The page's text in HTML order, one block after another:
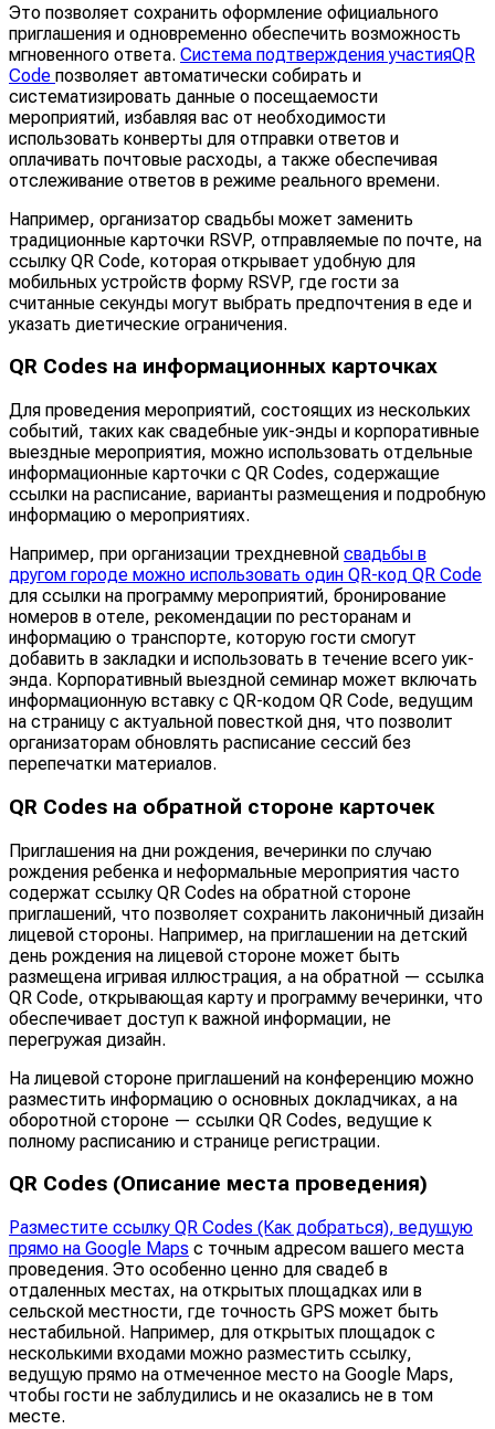
Это позволяет сохранить оформление официального
приглашения и одновременно обеспечить возможность
мгновенного ответа. Система подтверждения участияQR
Code позволяет автоматически собирать и
систематизировать данные о посещаемости
мероприятий, избавляя вас от необходимости
использовать конверты для отправки ответов и
оплачивать почтовые расходы, а также обеспечивая
отслеживание ответов в режиме реального времени.
Например, организатор свадьбы может заменить
традиционные карточки RSVP, отправляемые по почте, на
ссылку QR Code, которая открывает удобную для
мобильных устройств форму RSVP, где гости за
считанные секунды могут выбрать предпочтения в еде и
указать диетические ограничения.
QR Codes на информационных карточках
Для проведения мероприятий, состоящих из нескольких
событий, таких как свадебные уик-энды и корпоративные
выездные мероприятия, можно использовать отдельные
информационные карточки с QR Codes, содержащие
ссылки на расписание, варианты размещения и подробную
информацию о мероприятиях.
Например, при организации трехдневной свадьбы в
другом городе можно использовать один QR-код QR Code
для ссылки на программу мероприятий, бронирование
номеров в отеле, рекомендации по ресторанам и
информацию о транспорте, которую гости смогут
добавить в закладки и использовать в течение всего уик-
энда. Корпоративный выездной семинар может включать
информационную вставку с QR-кодом QR Code, ведущим
на страницу с актуальной повесткой дня, что позволит
организаторам обновлять расписание сессий без
перепечатки материалов.
QR Codes на обратной стороне карточек
Приглашения на дни рождения, вечеринки по случаю
рождения ребенка и неформальные мероприятия часто
содержат ссылку QR Codes на обратной стороне
приглашений, что позволяет сохранить лаконичный дизайн
лицевой стороны. Например, на приглашении на детский
день рождения на лицевой стороне может быть
размещена игривая иллюстрация, а на обратной — ссылка
QR Code, открывающая карту и программу вечеринки, что
обеспечивает доступ к важной информации, не
перегружая дизайн.
На лицевой стороне приглашений на конференцию можно
разместить информацию о основных докладчиках, а на
оборотной стороне — ссылки QR Codes, ведущие к
полному расписанию и странице регистрации.
QR Codes (Описание места проведения)
Разместите ссылку QR Codes (Как добраться), ведущую
прямо на Google Maps с точным адресом вашего места
проведения. Это особенно ценно для свадеб в
отдаленных местах, на открытых площадках или в
сельской местности, где точность GPS может быть
нестабильной. Например, для открытых площадок с
несколькими входами можно разместить ссылку,
ведущую прямо на отмеченное место на Google Maps,
чтобы гости не заблудились и не оказались не в том
месте.